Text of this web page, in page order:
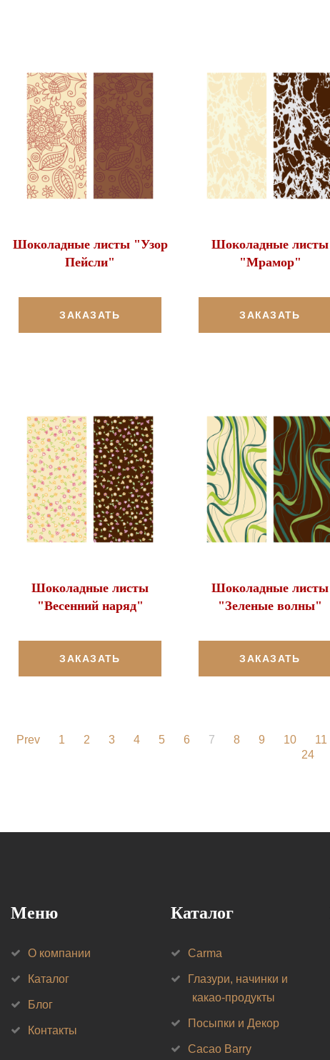
Шоколадные листы "Узор
Пейсли"
ЗАКАЗАТЬ
Шоколадные листы
"Мрамор"
ЗАКАЗАТЬ
Шоколадные листы
"Весенний наряд"
ЗАКАЗАТЬ
Шоколадные листы
"Зеленые волны"
ЗАКАЗАТЬ
Prev 1 2 3 4 5 6 7 8 9 10 11
24
Меню
О компании
Каталог
Блог
Контакты
Каталог
Carma
Глазури, начинки и
какао-продукты
Посыпки и Декор
Cacao Barry